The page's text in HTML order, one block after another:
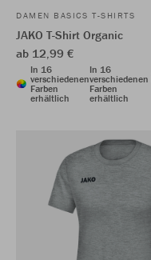
DAMEN BASICS T-SHIRTS
JAKO T-Shirt Organic
ab 12,99 €
In 16
verschiedenen
Farben
erhältlich
In 16
verschiedenen
Farben
erhältlich